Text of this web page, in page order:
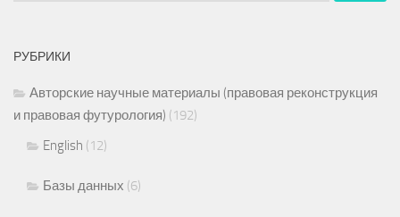
РУБРИКИ
Авторские научные материалы (правовая реконструкция
и правовая футурология) (192)
English (12)
Базы данных (6)